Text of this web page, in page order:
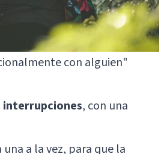
con alguien"
interrupciones, con una
una a la vez, para que la